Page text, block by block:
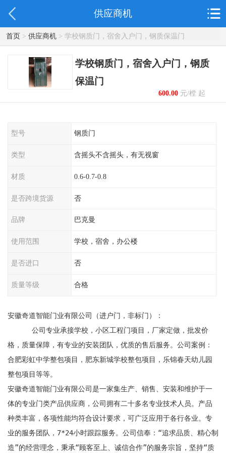
供应商机
首页> 供应商机> 学校钢质门，宿舍入户门，钢质保温门
学校钢质门，宿舍入户门，钢质
保温门
600.00元/樘 起
型号 钢质门
类型 含摇头不含摇头，有无视窗
材质 0.6-0.7-0.8
是否跨境货源 否
品牌 巴克曼
使用范围 学校，宿舍，办公楼
是否进口 否
质量等级 合格
安徽奇道智能门业有限公司（进户门，非标门）：
格，质量保障，有专业的安装团队，优质的售后服务。公司案例：
合肥彩虹中学整包项目，肥东新城学校整包项目，乐锦春天幼儿园
整包项目等等。
安徽奇道智能门业有限公司是一家集生产、销售、安装和维护于一
体的专业门类产品供应商，公司拥有二十多名专业技术人员。产品
种类丰富，各项性能均符合设计要求，可广泛应用于各行各业。专
业的服务团队，7*24小时跟踪服务。公司信奉：“追求品质、精心制
造”的经营理念，秉承“顾客至上、诚信合作”的服务宗旨，坚持“质